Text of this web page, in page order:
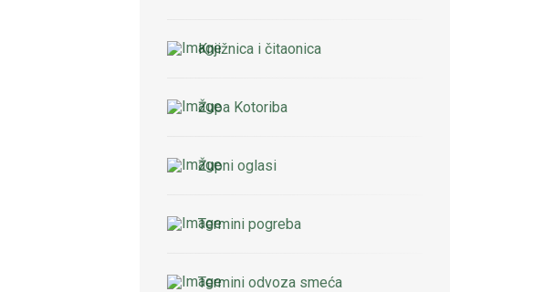
Knjižnica i čitaonica
Župa Kotoriba
Župni oglasi
Termini pogreba
Termini odvoza smeća